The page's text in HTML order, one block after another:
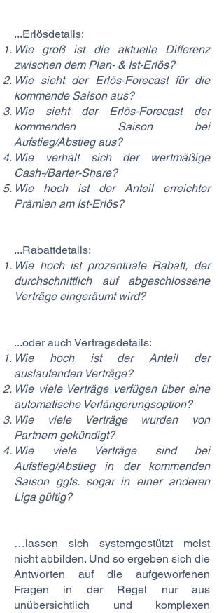
...Erlösdetails:
Wie groß ist die aktuelle Differenz
zwischen dem Plan- & Ist-Erlös?
Wie sieht der Erlös-Forecast für die
kommende Saison aus?
Wie sieht der Erlös-Forecast der
kommenden Saison bei
Aufstieg/Abstieg aus?
Wie verhält sich der wertmäßige
Cash-/Barter-Share?
Wie hoch ist der Anteil erreichter
Prämien am Ist-Erlös?
...Rabattdetails:
Wie hoch ist prozentuale Rabatt, der
durchschnittlich auf abgeschlossene
Verträge eingeräumt wird?
...oder auch Vertragsdetails:
Wie hoch ist der Anteil der
auslaufenden Verträge?
Wie viele Verträge verfügen über eine
automatische Verlängerungsoption?
Wie viele Verträge wurden von
Partnern gekündigt?
Wie viele Verträge sind bei
Aufstieg/Abstieg in der kommenden
Saison ggfs. sogar in einer anderen
Liga gültig?
…lassen sich systemgestützt meist
nicht abbilden. Und so ergeben sich die
Antworten auf die aufgeworfenen
Fragen in der Regel nur aus
unübersichtlich und komplexen